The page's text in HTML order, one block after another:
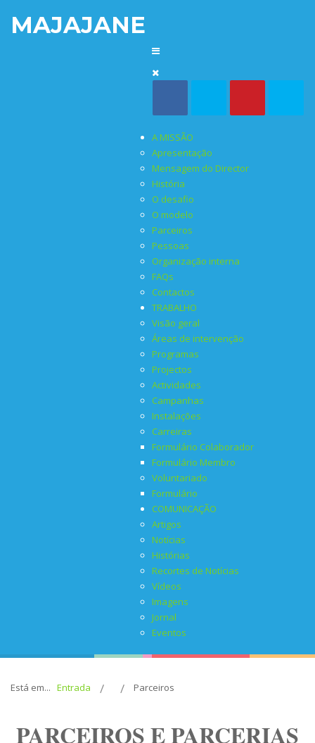
MAJAJANE
A MISSÃO
Apresentação
Mensagem do Director
História
O desafio
O modelo
Parceiros
Pessoas
Organização interna
FAQs
Contactos
TRABALHO
Visão geral
Áreas de intervenção
Programas
Projectos
Actividades
Campanhas
Instalações
Carreiras
Formulário Colaborador
Formulário Membro
Voluntariado
Formulário
COMUNICAÇÃO
Artigos
Notícias
Histórias
Recortes de Notícias
Vídeos
Imagens
Jornal
Eventos
Está em... Entrada Parceiros
PARCEIROS E PARCERIAS